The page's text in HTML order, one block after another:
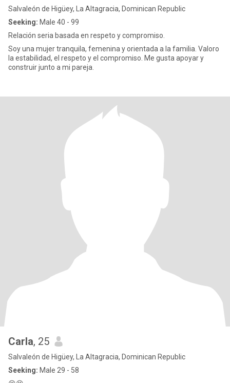
Salvaleón de Higüey, La Altagracia, Dominican Republic
Seeking: Male 40 - 99
Relación seria basada en respeto y compromiso.
Soy una mujer tranquila, femenina y orientada a la familia. Valoro
la estabilidad, el respeto y el compromiso. Me gusta apoyar y
construir junto a mi pareja.
Carla, 25
Salvaleón de Higüey, La Altagracia, Dominican Republic
Seeking: Male 29 - 58